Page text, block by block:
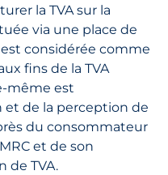
la TVA sur la
via une place de
considérée comme
fins de la TVA
même est
et de la perception de
du consommateur
et de son
de TVA.